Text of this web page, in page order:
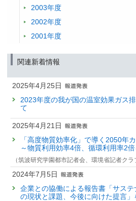
2003年度
2002年度
2001年度
関連新着情報
2025年4月25日
2023年度の我が国の温室効果ガス
て
2025年4月21日
「高度物質効率化」で導く2050年
～物質利用効率4倍、循環利用率2
（筑波研究学園都市記者会、環境省記者クラ
2024年7月5日
企業との協働による報告書「サス
の現状と課題、今後に向けた提言」